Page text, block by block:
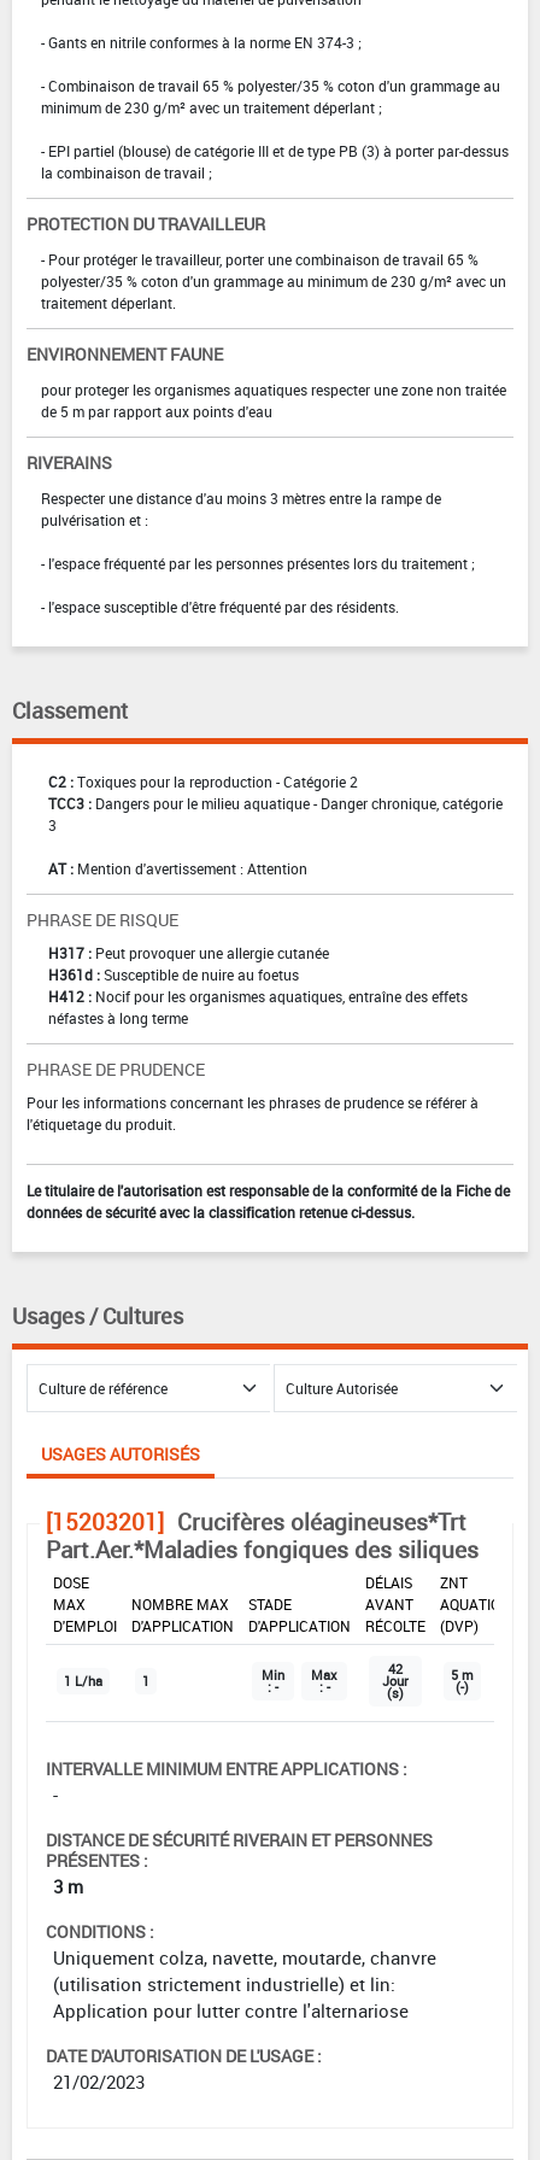
- Gants en nitrile conformes à la norme EN 374-3 ;
- Combinaison de travail 65 % polyester/35 % coton d'un grammage au
minimum de 230 g/m² avec un traitement déperlant ;
- EPI partiel (blouse) de catégorie III et de type PB (3) à porter par-dessus
la combinaison de travail ;
PROTECTION DU TRAVAILLEUR
- Pour protéger le travailleur, porter une combinaison de travail 65 %
polyester/35 % coton d'un grammage au minimum de 230 g/m² avec un
traitement déperlant.
ENVIRONNEMENT FAUNE
pour proteger les organismes aquatiques respecter une zone non traitée
de 5 m par rapport aux points d'eau
RIVERAINS
Respecter une distance d'au moins 3 mètres entre la rampe de
pulvérisation et :
- l'espace fréquenté par les personnes présentes lors du traitement ;
- l'espace susceptible d'être fréquenté par des résidents.
Classement
C2 :Toxiques pour la reproduction - Catégorie 2
TCC3 : Dangers pour le milieu aquatique - Danger chronique, catégorie
3
AT : Mention d'avertissement : Attention
PHRASE DE RISQUE
H317 : Peut provoquer une allergie cutanée
H361d :Susceptible de nuire au foetus
H412 : Nocif pour les organismes aquatiques, entraîne des effets
néfastes à long terme
PHRASE DE PRUDENCE
Pour les informations concernant les phrases de prudence se référer à
l'étiquetage du produit.
Le titulaire de l'autorisation est responsable de la conformité de la Fiche de
données de sécurité avec la classification retenue ci-dessus.
Usages / Cultures
USAGES AUTORISÉS
[15203201] Crucifères oléagineuses*Trt
Part.Aer.*Maladies fongiques des siliques
DOSE
MAX
D'EMPLOI
NOMBRE MAX
D'APPLICATION
STADE
D'APPLICATION
DÉLAIS
AVANT
RÉCOLTE
ZNT
AQUATIQUE
(DVP)
1 L/ha 1 Min
: -
Max
: -
42
Jour
(s)
5 m
(-)
INTERVALLE MINIMUM ENTRE APPLICATIONS :
-
DISTANCE DE SÉCURITÉ RIVERAIN ET PERSONNES
PRÉSENTES :
3 m
CONDITIONS :
Uniquement colza, navette, moutarde, chanvre
(utilisation strictement industrielle) et lin:
Application pour lutter contre l'alternariose
DATE D'AUTORISATION DE L'USAGE :
21/02/2023